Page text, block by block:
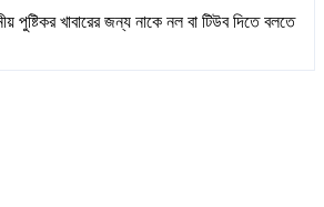
খাবারের জন্য নাকে নল বা টিউব দিতে বলতে